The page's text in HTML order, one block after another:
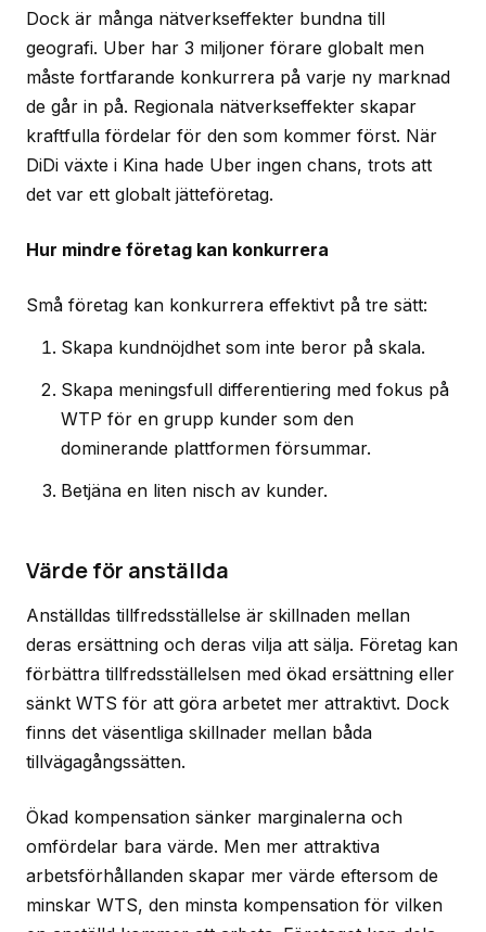
Dock är många nätverkseffekter bundna till
geografi. Uber har 3 miljoner förare globalt men
måste fortfarande konkurrera på varje ny marknad
de går in på. Regionala nätverkseffekter skapar
kraftfulla fördelar för den som kommer först. När
DiDi växte i Kina hade Uber ingen chans, trots att
det var ett globalt jätteföretag.
Hur mindre företag kan konkurrera
Små företag kan konkurrera effektivt på tre sätt:
Skapa kundnöjdhet som inte beror på skala.
Skapa meningsfull differentiering med fokus på
WTP för en grupp kunder som den
dominerande plattformen försummar.
Betjäna en liten nisch av kunder.
Värde för anställda
Anställdas tillfredsställelse är skillnaden mellan
deras ersättning och deras vilja att sälja. Företag kan
förbättra tillfredsställelsen med ökad ersättning eller
sänkt WTS för att göra arbetet mer attraktivt. Dock
finns det väsentliga skillnader mellan båda
tillvägagångssätten.
Ökad kompensation sänker marginalerna och
omfördelar bara värde. Men mer attraktiva
arbetsförhållanden skapar mer värde eftersom de
minskar WTS, den minsta kompensation för vilken